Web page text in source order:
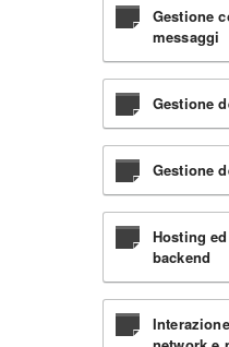
Gestione
messaggi
Gestione
Gestione
Hosting
backend